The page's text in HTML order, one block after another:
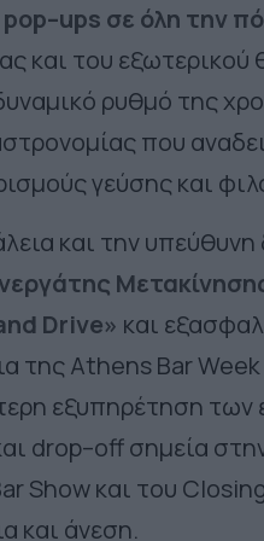
pop–ups σε όλη την
και του
ρυθμό της
που
γεύσης και
και την
Drive» και
τηςAthens Bar Week
εξυπηρέτηση των
drop–offσημεία
Showκαι του
και άνεση.